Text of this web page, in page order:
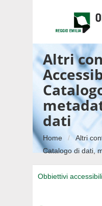
Altri
dati
Home
Altri
Catalogo di dati,
Obbiettivi